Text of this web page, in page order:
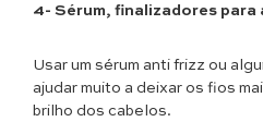
4- Sérum, finalizadores para
Usar um sérum anti frizz ou
ajudar muito a deixar os fios
brilho dos cabelos.